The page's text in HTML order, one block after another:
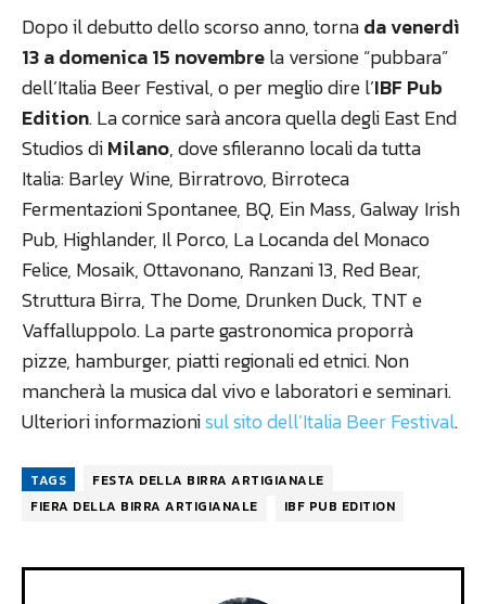
Dopo il debutto dello scorso anno, tornada venerdì
13 a domenica 15 novembrela versione “pubbara”
dell’Italia Beer Festival, o per meglio dire l’IBF Pub
Edition. La cornice sarà ancora quella degli East End
Studios diMilano, dove sfileranno locali da tutta
Italia: Barley Wine, Birratrovo, Birroteca
Fermentazioni Spontanee, BQ, Ein Mass, Galway Irish
Pub, Highlander, Il Porco, La Locanda del Monaco
Felice, Mosaik, Ottavonano, Ranzani 13, Red Bear,
Struttura Birra, The Dome, Drunken Duck, TNT e
Vaffalluppolo. La parte gastronomica proporrà
pizze, hamburger, piatti regionali ed etnici. Non
mancherà la musica dal vivo e laboratori e seminari.
Ulteriori informazionisul sito dell’Italia Beer Festival.
TAGS
FESTA DELLA BIRRA ARTIGIANALE
FIERA DELLA BIRRA ARTIGIANALE
IBF PUB EDITION